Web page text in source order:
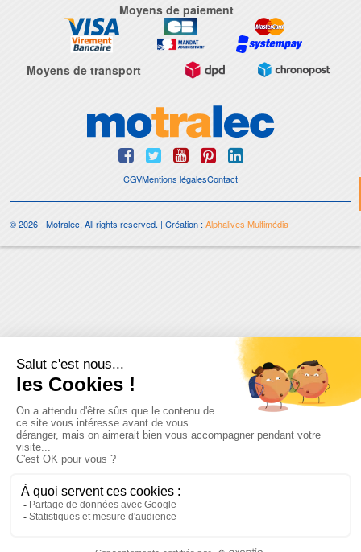
Moyens de paiement
Moyens de transport
CGVMentions légalesContact
© 2026 - Motralec, All rights reserved. | Création :Alphalives Multimédia